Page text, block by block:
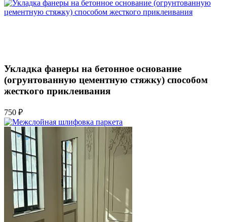
Укладка фанеры на бетонное основание
(огрунтованную цементную стяжку) способом
жесткого приклеивания
750 ₽